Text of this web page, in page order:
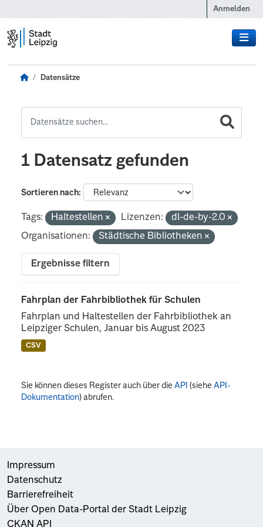
Anmelden
Datensätze
1 Datensatz gefunden
Sortieren nach
Tags: Haltestellen Lizenzen:
dl-de-by-2.0
Organisationen:
Städtische Bibliotheken
Ergebnisse filtern
Fahrplan der Fahrbibliothek für Schulen
Fahrplan und Haltestellen der Fahrbibliothek an
Leipziger Schulen, Januar bis August 2023
CSV
Sie können dieses Register auch über dieAPI (sieheAPI-
Dokumentation) abrufen.
Impressum
Datenschutz
Barrierefreiheit
Über Open Data-Portal der Stadt Leipzig
CKAN API